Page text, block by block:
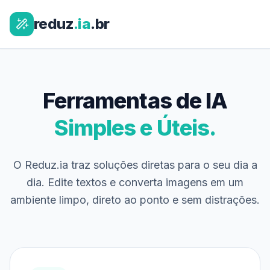
reduz.ia.br
Ferramentas de IA
Simples e Úteis.
O Reduz.ia traz soluções diretas para o seu dia a
dia. Edite textos e converta imagens em um
ambiente limpo, direto ao ponto e sem distrações.